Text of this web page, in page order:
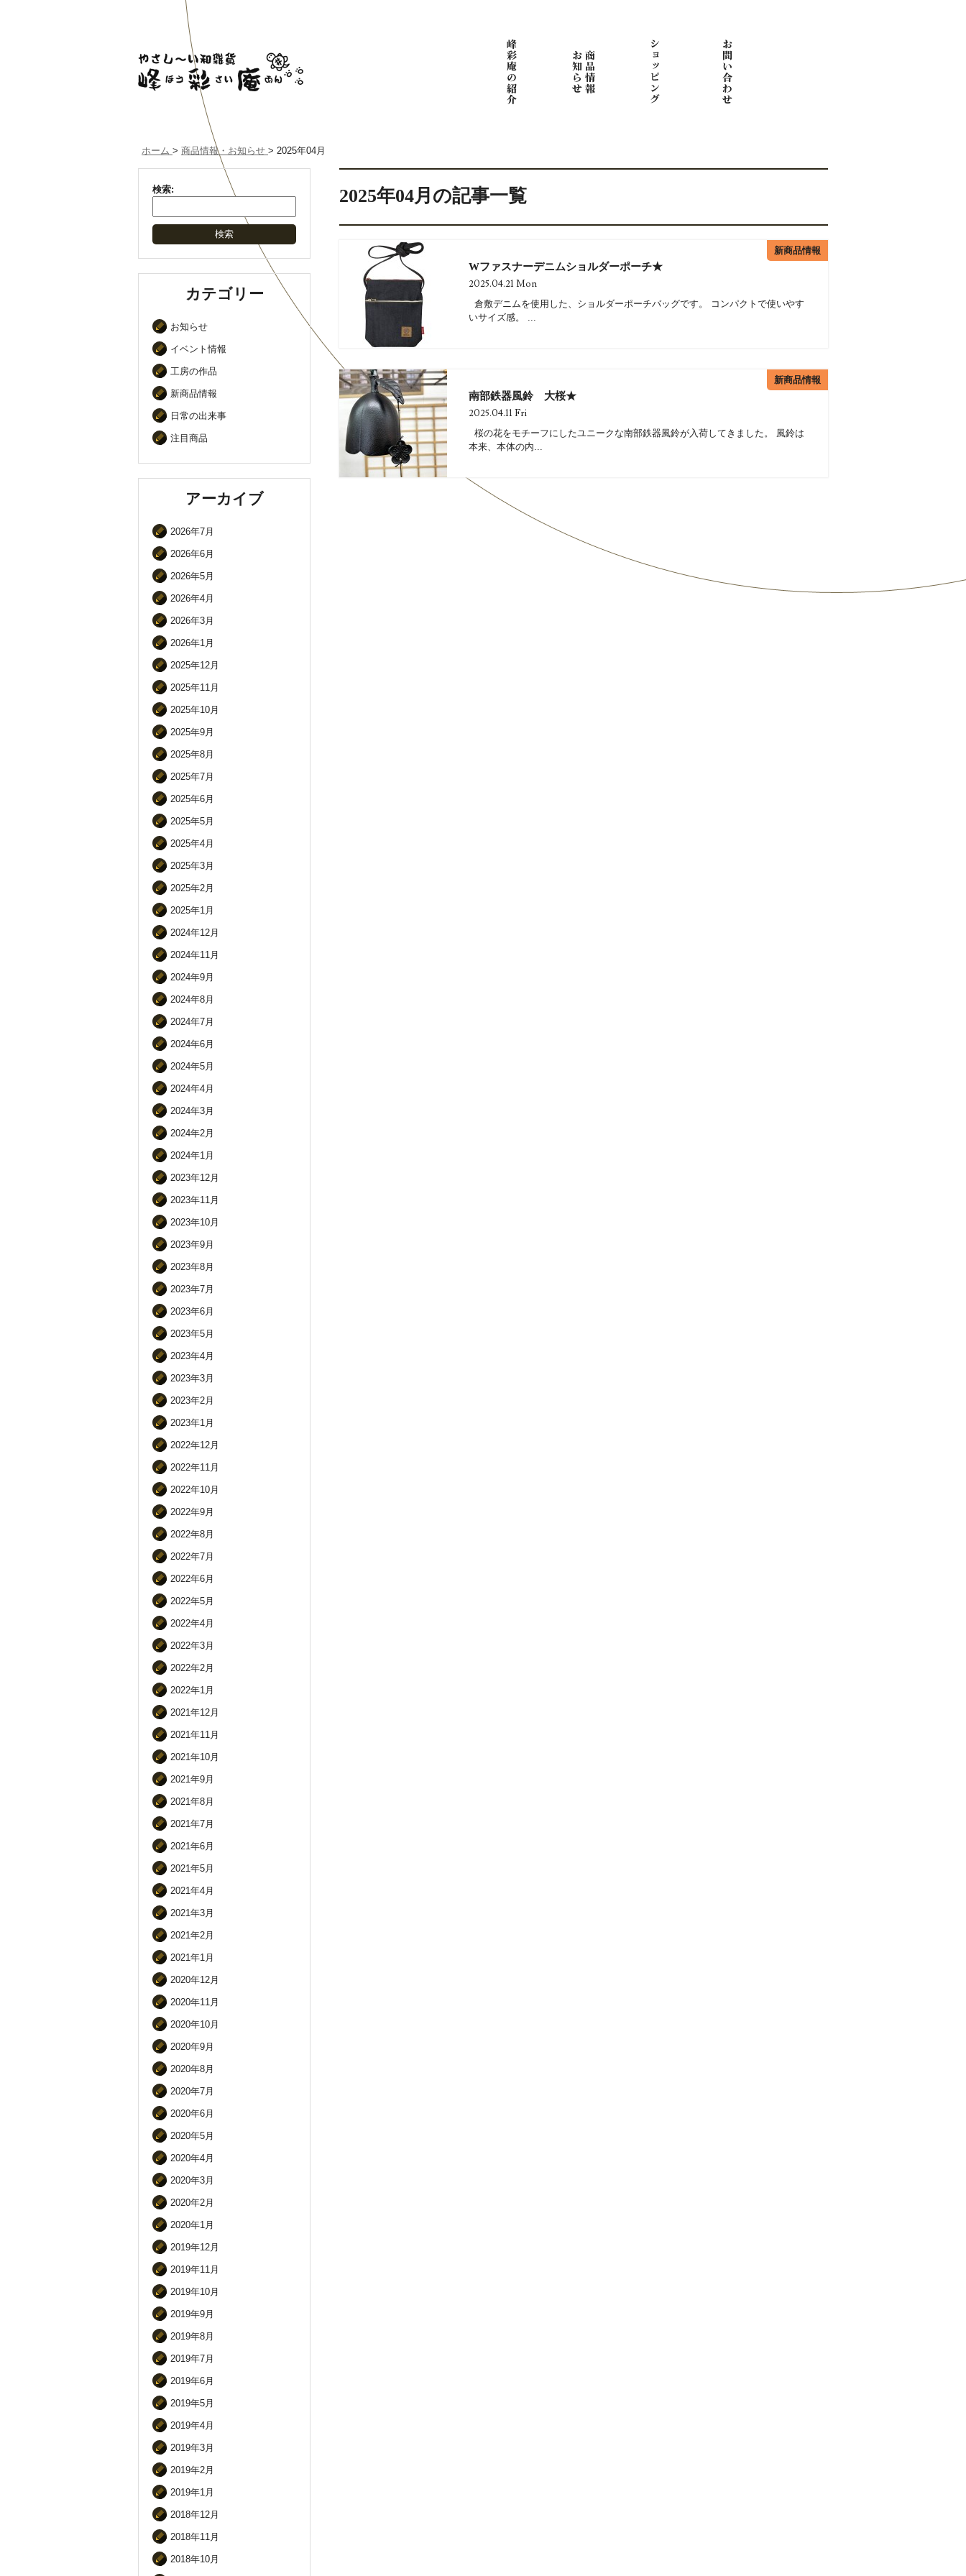
ホーム > 商品情報・お知らせ > 2025年04月
検索:
カテゴリー
お知らせ
イベント情報
工房の作品
新商品情報
日常の出来事
注目商品
アーカイブ
2026年7月
2026年6月
2026年5月
2026年4月
2026年3月
2026年1月
2025年12月
2025年11月
2025年10月
2025年9月
2025年8月
2025年7月
2025年6月
2025年5月
2025年4月
2025年3月
2025年2月
2025年1月
2024年12月
2024年11月
2024年9月
2024年8月
2024年7月
2024年6月
2024年5月
2024年4月
2024年3月
2024年2月
2024年1月
2023年12月
2023年11月
2023年10月
2023年9月
2023年8月
2023年7月
2023年6月
2023年5月
2023年4月
2023年3月
2023年2月
2023年1月
2022年12月
2022年11月
2022年10月
2022年9月
2022年8月
2022年7月
2022年6月
2022年5月
2022年4月
2022年3月
2022年2月
2022年1月
2021年12月
2021年11月
2021年10月
2021年9月
2021年8月
2021年7月
2021年6月
2021年5月
2021年4月
2021年3月
2021年2月
2021年1月
2020年12月
2020年11月
2020年10月
2020年9月
2020年8月
2020年7月
2020年6月
2020年5月
2020年4月
2020年3月
2020年2月
2020年1月
2019年12月
2019年11月
2019年10月
2019年9月
2019年8月
2019年7月
2019年6月
2019年5月
2019年4月
2019年3月
2019年2月
2019年1月
2018年12月
2018年11月
2018年10月
2025年04月の記事一覧
新商品情報
Wファスナーデニムショルダーポーチ★
2025.04.21 Mon
倉敷デニムを使用した、ショルダーポーチバッグです。 コンパクトで使いやす
いサイズ感。 ...
新商品情報
南部鉄器風鈴 大桜★
2025.04.11 Fri
桜の花をモチーフにしたユニークな南部鉄器風鈴が入荷してきました。 風鈴は
本来、本体の内...